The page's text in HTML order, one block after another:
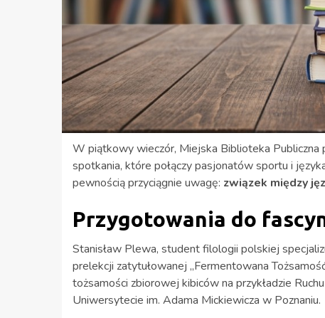
W piątkowy wieczór, Miejska Biblioteka Publiczna
spotkania, które połączy pasjonatów sportu i
pewnością przyciągnie uwagę: związek między
Przygotowania do
Stanisław Plewa, student filologii polskiej
prelekcji zatytułowanej „Fermentowana
tożsamości zbiorowej kibiców na przykładzie
Uniwersytecie im. Adama Mickiewicza w Poznaniu.